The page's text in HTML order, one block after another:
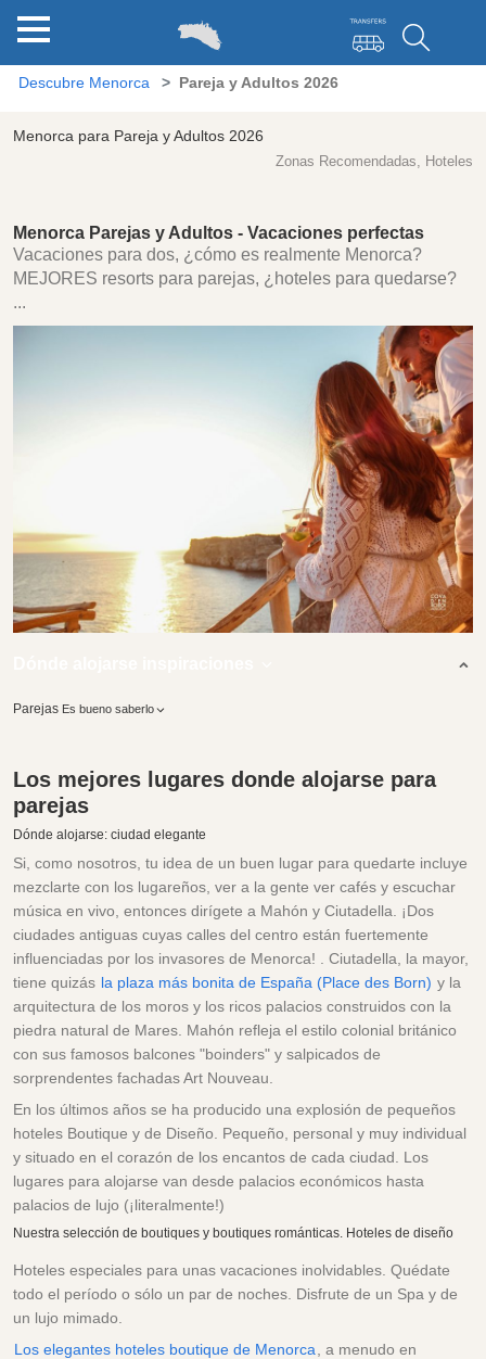
Descubre Menorca Pareja y Adultos 2026
Menorca para Pareja y Adultos 2026
Zonas Recomendadas, Hoteles
Menorca Parejas y Adultos - Vacaciones perfectas
Vacaciones para dos, ¿cómo es realmente Menorca?
MEJORES resorts para parejas, ¿hoteles para quedarse?
...
Parejas Es bueno saberlo
Los mejores lugares donde alojarse para
parejas
Dónde alojarse: ciudad elegante
Si, como nosotros, tu idea de un buen lugar para quedarte incluye
mezclarte con los lugareños, ver a la gente ver cafés y escuchar
música en vivo, entonces dirígete a Mahón y Ciutadella. ¡Dos
ciudades antiguas cuyas calles del centro están fuertemente
influenciadas por los invasores de Menorca! . Ciutadella, la mayor,
tiene quizás la plaza más bonita de España (Place des Born) y la
arquitectura de los moros y los ricos palacios construidos con la
piedra natural de Mares. Mahón refleja el estilo colonial británico
con sus famosos balcones "boinders" y salpicados de
sorprendentes fachadas Art Nouveau.
En los últimos años se ha producido una explosión de pequeños
hoteles Boutique y de Diseño. Pequeño, personal y muy individual
y situado en el corazón de los encantos de cada ciudad. Los
lugares para alojarse van desde palacios económicos hasta
palacios de lujo (¡literalmente!)
Nuestra selección de boutiques y boutiques románticas. Hoteles de diseño
Hoteles especiales para unas vacaciones inolvidables. Quédate
todo el período o sólo un par de noches. Disfrute de un Spa y de
un lujo mimado.
Los elegantes hoteles boutique de Menorca
, a menudo en